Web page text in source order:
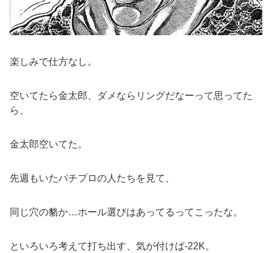
楽しみで仕方なし。
空いてたら金太郎、ダメならリングだなーって思ってた
ら、
金太郎空いてた。
先週もいたパチプロの人たちを見て、
同じ穴の貉か…ホール選びはあってるってこったな。
といろいろ考えて打ち出す、気が付けば-22K。